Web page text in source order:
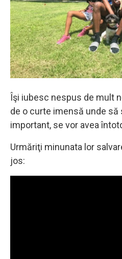
Îşi iubesc nespus de mult
de o curte imensă unde să
important, se vor avea
Urmăriţi minunata lor
jos: